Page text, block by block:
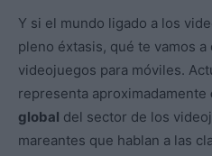
Y si el mundo ligado a los
pleno éxtasis, qué te vamos
videojuegos para móviles.
representa aproximadamente
global del sector de los
mareantes que hablan a las